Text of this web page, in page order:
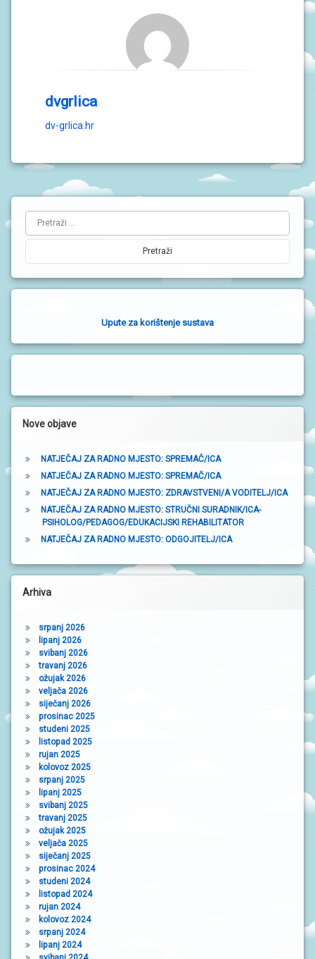
dvgrlica
dv-grlica.hr
e
v
b
o
n
Upute za korištenje sustava
Nove objave
NATJEČAJ ZA RADNO MJESTO: SPREMAČ/ICA
NATJEČAJ ZA RADNO MJESTO: SPREMAČ/ICA
NATJEČAJ ZA RADNO MJESTO: ZDRAVSTVENI/A VODITELJ/ICA
NATJEČAJ ZA RADNO MJESTO: STRUČNI SURADNIK/ICA-
PSIHOLOG/PEDAGOG/EDUKACIJSKI REHABILITATOR
NATJEČAJ ZA RADNO MJESTO: ODGOJITELJ/ICA
Arhiva
srpanj 2026
lipanj 2026
svibanj 2026
travanj 2026
ožujak 2026
veljača 2026
siječanj 2026
prosinac 2025
studeni 2025
listopad 2025
rujan 2025
kolovoz 2025
srpanj 2025
lipanj 2025
svibanj 2025
travanj 2025
ožujak 2025
veljača 2025
siječanj 2025
prosinac 2024
studeni 2024
listopad 2024
rujan 2024
kolovoz 2024
srpanj 2024
lipanj 2024